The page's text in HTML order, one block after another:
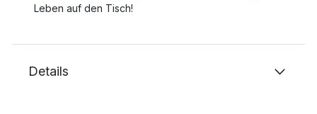
Leben auf den Tisch!
Details